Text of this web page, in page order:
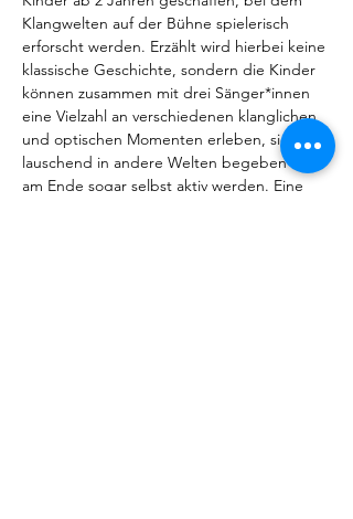
Klangwelten auf der Bühne spielerisch
erforscht werden. Erzählt wird hierbei keine
klassische Geschichte, sondern die Kinder
können zusammen mit drei Sänger*innen
eine Vielzahl an verschiedenen klanglichen
und optischen Momenten erleben, sich
lauschend in andere Welten begeben und
am Ende sogar selbst aktiv werden. Eine